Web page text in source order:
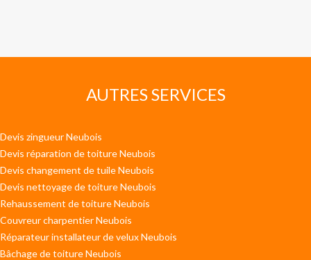
AUTRES SERVICES
Devis zingueur Neubois
Devis réparation de toiture Neubois
Devis changement de tuile Neubois
Devis nettoyage de toiture Neubois
Rehaussement de toiture Neubois
Couvreur charpentier Neubois
Réparateur installateur de velux Neubois
Bâchage de toiture Neubois